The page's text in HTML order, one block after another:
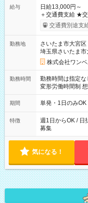
給与
日給13,000円～
＋交通費支給 ★交通費全額支給！ ┗案件により規定あり ★日払
いOK！（規定あ
ンビニATMから 日払
交通費別途支
勤務地
さいたま市大宮区
埼玉県さいたま市
株式会社ワン
勤務時間
勤務時間は指定な
変形労働時間制 想定労働時
～21：00
期間 単発・1日のみOK
特徴
週1日からOK / 日
募集
気になる！